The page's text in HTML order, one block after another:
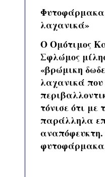
λαχανικά»
Ο Ομότιμος
Σφλώμος
«βρώμικη
λαχανικά που
τόνισε ότι
παράλληλα
αναπόφευκτη.